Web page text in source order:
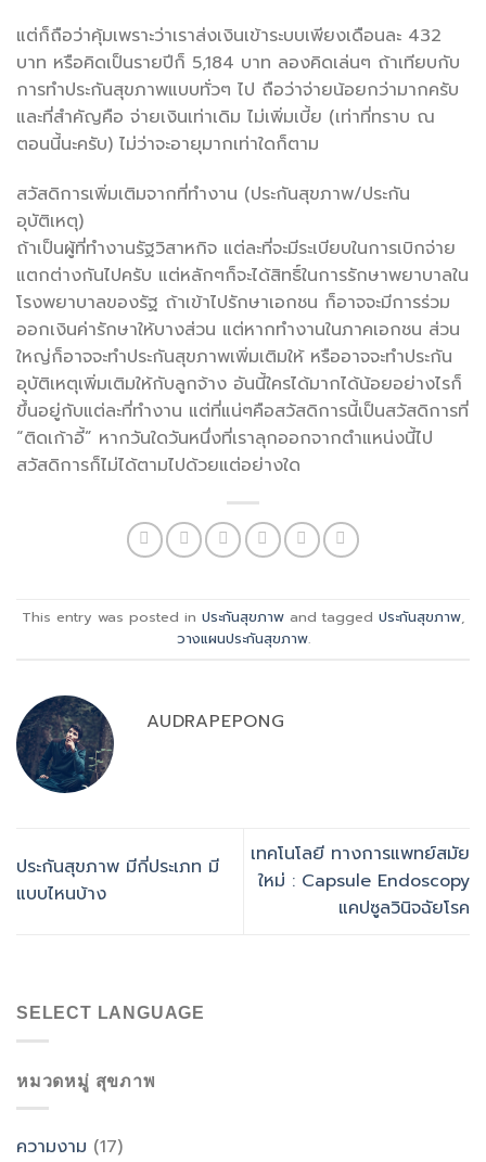
แต่ก็ถือว่าคุ้มเพราะว่าเราส่งเงินเข้าระบบเพียงเดือนละ 432
บาท หรือคิดเป็นรายปีก็ 5,184 บาท ลองคิดเล่นๆ ถ้าเทียบกับ
การทำประกันสุขภาพแบบทั่วๆ ไป ถือว่าจ่ายน้อยกว่ามากครับ
และที่สำคัญคือ จ่ายเงินเท่าเดิม ไม่เพิ่มเบี้ย (เท่าที่ทราบ ณ
ตอนนี้นะครับ) ไม่ว่าจะอายุมากเท่าใดก็ตาม
สวัสดิการเพิ่มเติมจากที่ทำงาน (ประกันสุขภาพ/ประกัน
อุบัติเหตุ)
ถ้าเป็นผู้ที่ทำงานรัฐวิสาหกิจ แต่ละที่จะมีระเบียบในการเบิกจ่าย
แตกต่างกันไปครับ แต่หลักๆก็จะได้สิทธิ์ในการรักษาพยาบาลใน
โรงพยาบาลของรัฐ ถ้าเข้าไปรักษาเอกชน ก็อาจจะมีการร่วม
ออกเงินค่ารักษาให้บางส่วน แต่หากทำงานในภาคเอกชน ส่วน
ใหญ่ก็อาจจะทำประกันสุขภาพเพิ่มเติมให้ หรืออาจจะทำประกัน
อุบัติเหตุเพิ่มเติมให้กับลูกจ้าง อันนี้ใครได้มากได้น้อยอย่างไรก็
ขึ้นอยู่กับแต่ละที่ทำงาน แต่ที่แน่ๆคือสวัสดิการนี้เป็นสวัสดิการที่
“ติดเก้าอี้” หากวันใดวันหนึ่งที่เราลุกออกจากตำแหน่งนี้ไป
สวัสดิการก็ไม่ได้ตามไปด้วยแต่อย่างใด
This entry was posted in ประกันสุขภาพand tagged ประกันสุขภาพ,
วางแผนประกันสุขภาพ.
AUDRAPEPONG
ประกันสุขภาพ มีกี่ประเภท มี
แบบไหนบ้าง
เทคโนโลยี ทางการแพทย์สมัย
ใหม่ : Capsule Endoscopy
แคปซูลวินิจฉัยโรค
SELECT LANGUAGE
หมวดหมู่ สุขภาพ
ความงาม (17)